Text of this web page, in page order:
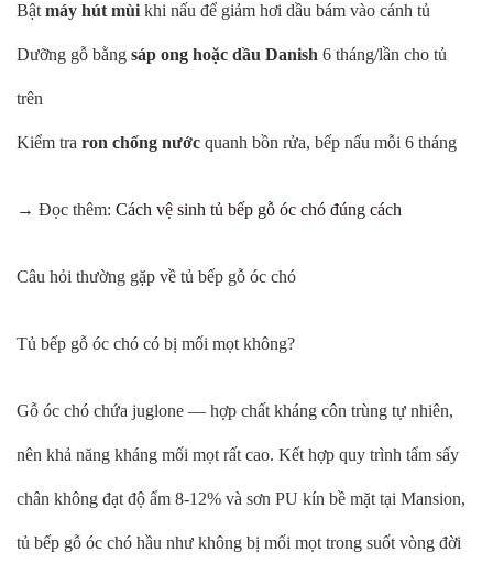
Bật máy hút mùi khi nấu để giảm hơi dầu bám vào cánh tủ
Dưỡng gỗ bằng sáp ong hoặc dầu Danish 6 tháng/lần cho tủ
trên
Kiểm tra ron chống nước quanh bồn rửa, bếp nấu mỗi 6 tháng
→ Đọc thêm: Cách vệ sinh tủ bếp gỗ óc chó đúng cách
Câu hỏi thường gặp về tủ bếp gỗ óc chó
Tủ bếp gỗ óc chó có bị mối mọt không?
Gỗ óc chó chứa juglone — hợp chất kháng côn trùng tự nhiên,
nên khả năng kháng mối mọt rất cao. Kết hợp quy trình tẩm sấy
chân không đạt độ ẩm 8-12% và sơn PU kín bề mặt tại Mansion,
tủ bếp gỗ óc chó hầu như không bị mối mọt trong suốt vòng đời